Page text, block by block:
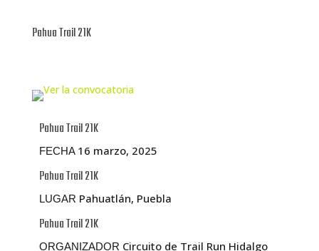
Pahua Trail 21K
Pahua Trail 21K
FECHA 16 marzo, 2025
Pahua Trail 21K
LUGAR Pahuatlán, Puebla
Pahua Trail 21K
ORGANIZADOR Circuito de Trail Run Hidalgo